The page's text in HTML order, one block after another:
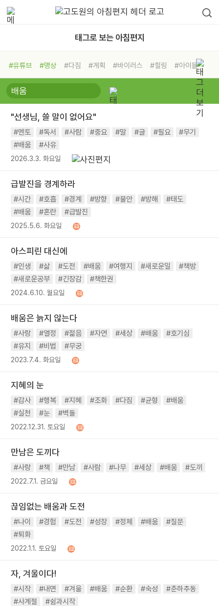
태그로 보는 아침편지
#유튜브 #명상 #다짐 #계획 #바이러스 #힐링
#아이들
#비전캠프
#독서캠프 #삶
#희망
#나눔 #친구 #링컨학교
#독서
#건강 #면역력
"선생님, 쓸 말이 없어요"
#멘토 #독서 #사람 #중요 #말 #글 #필요
#무기
#배움
#사유
2026.3.3. 화요일
급발진을 경계하라
#시간 #호흡 #경계 #방향 #불안 #방해
#태도
#배움
#혼란 #급발진
2025.5.6. 화요일
아스피린 대신에
#인생 #삶 #도전 #배움 #여행지 #새로운일
#책방
#새로운공부
#긴장감 #책한권
2024.6.10. 월요일
배움은 늙지 않는다
#사랑 #열정 #젊음 #자연 #세상 #배움
#호기심
#유지
#비법 #무궁
2023.7.4. 화요일
지혜의 눈
#감사 #행복 #지혜 #조화 #다짐 #균형
#배움
#실천
#눈 #벽돌
2022.12.31. 토요일
만남은 도끼다
#사랑 #책 #만남 #사람 #나무 #세상 #배움 #도끼
2022.7.1. 금요일
끊임없는 배움과 도전
#나이 #경험 #도전 #성장 #정체 #배움
#질문
#퇴화
2022.1.1. 토요일
자, 겨울이다!
#시작 #내면 #겨울 #배움 #순환 #숙성
#춘하추동
#사계절
#쉼과시작